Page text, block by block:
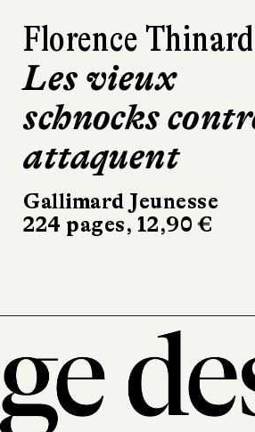
Harry Gruyaert
Je vois rouge
Hélium
32 pages, 21,90 €
101,